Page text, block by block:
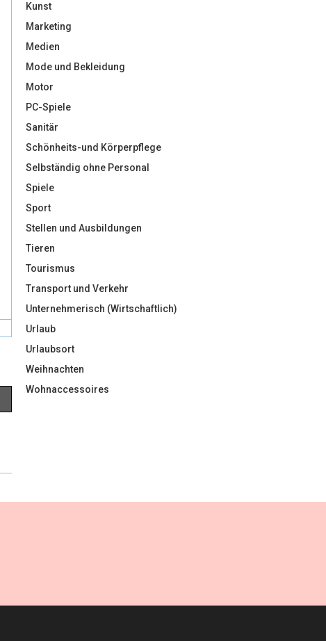
Kunst
Marketing
Medien
Mode und Bekleidung
Motor
PC-Spiele
Sanitär
Schönheits-und Körperpflege
Selbständig ohne Personal
Spiele
Sport
Stellen und Ausbildungen
Tieren
Tourismus
Transport und Verkehr
Unternehmerisch (Wirtschaftlich)
Urlaub
Urlaubsort
Weihnachten
Wohnaccessoires